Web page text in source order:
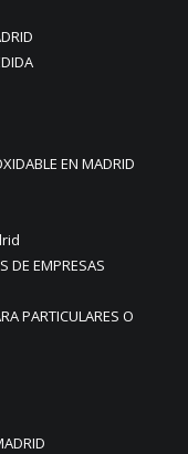
EN MADRID
DE EMPRESAS
PARTICULARES O